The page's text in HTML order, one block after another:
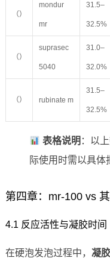
（）
mondur
mr
31.5–
32.5%
（）
suprasec
5040
31.0–
32.0%
（） rubinate m
31.5–
32.5%
表格说明 ：以
际使用时需以具体
第四章：mr-100 vs
4.1 反应活性与凝胶时间
在硬泡发泡过程中， 凝